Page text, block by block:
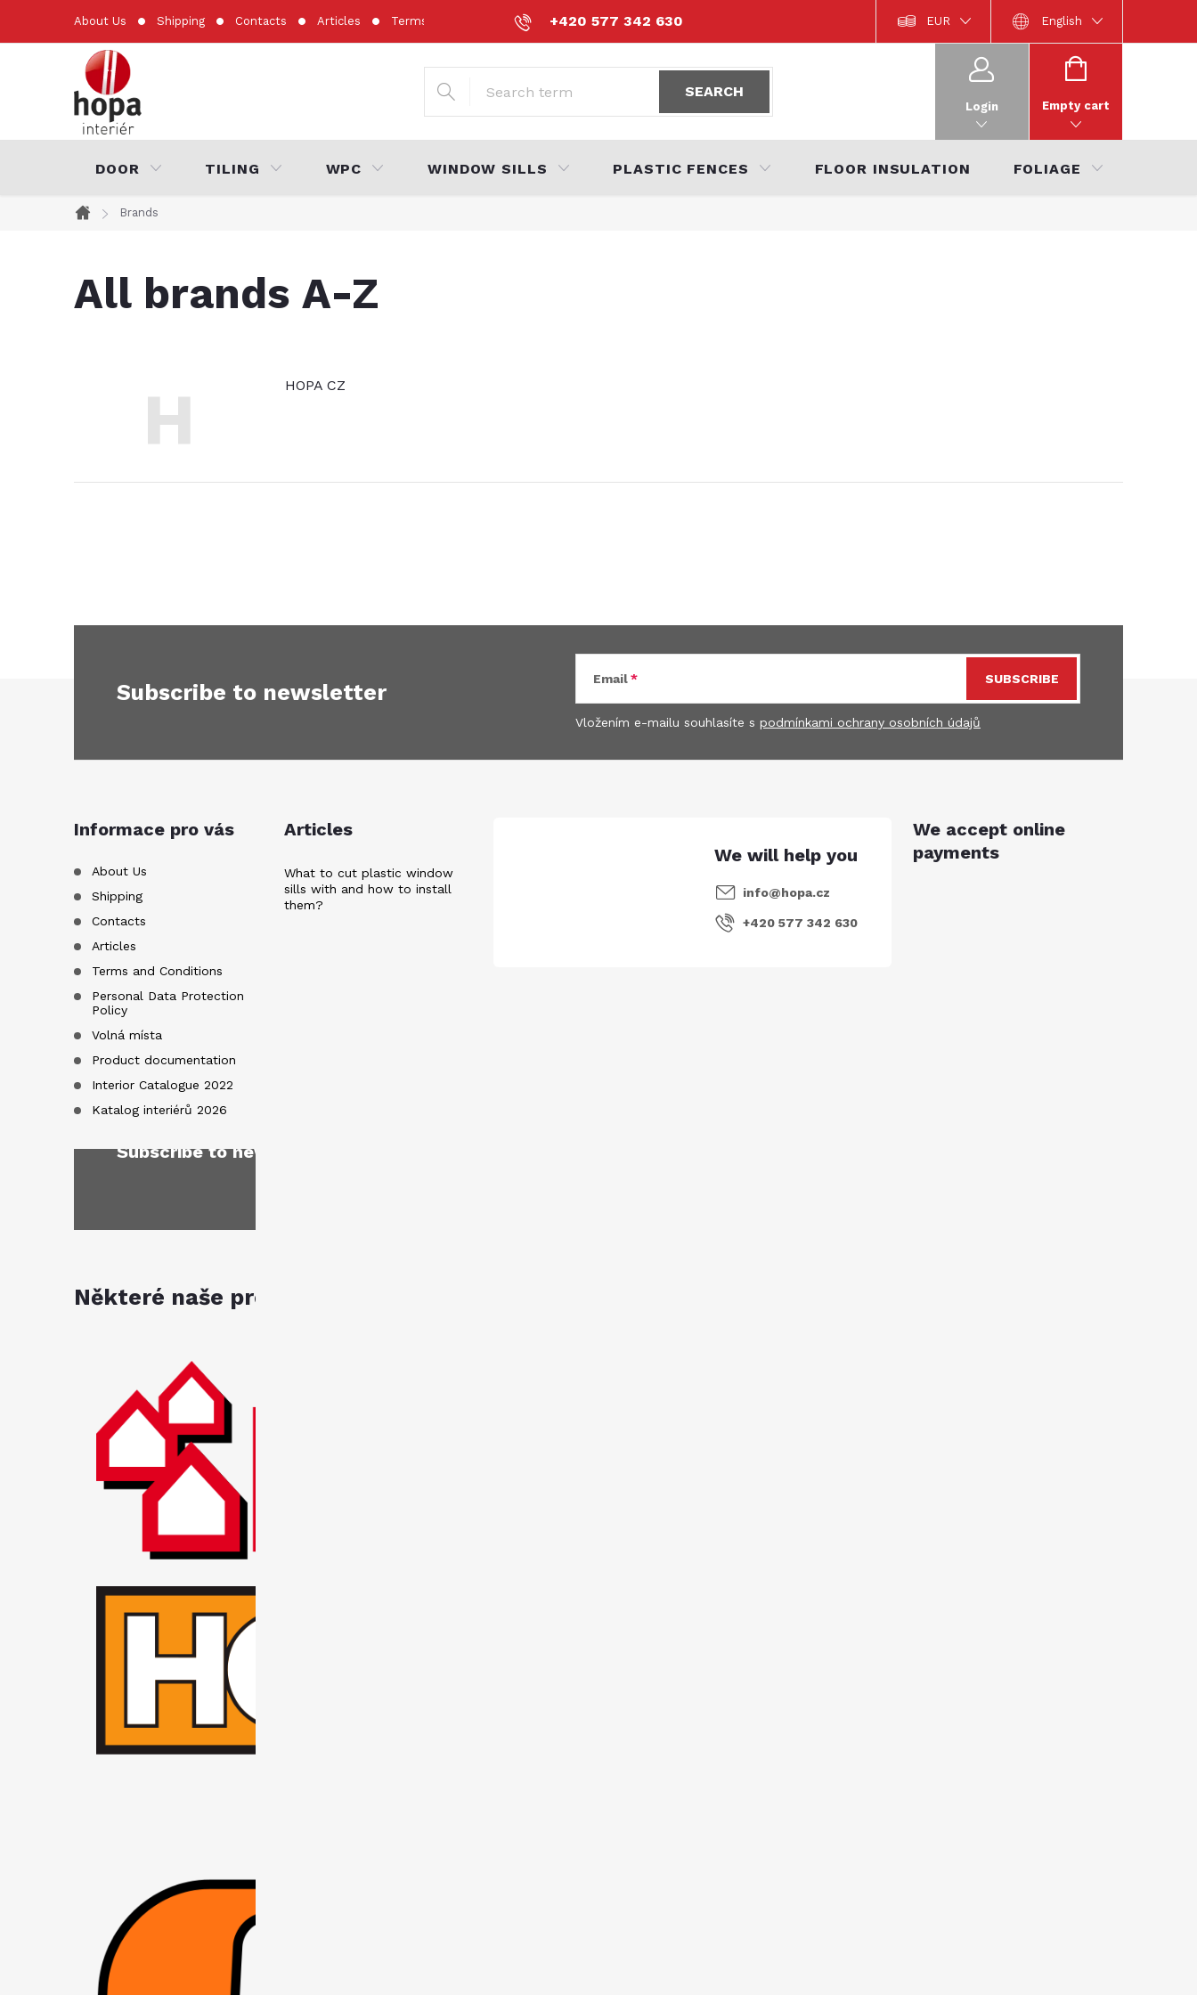
+420 577 342 630
About Us Shipping Contacts Articles Terms and Conditions Personal Data Protection Policy Product documentation Interior Catalogue 2022
EUR English
SEARCH
Login
SHOPPING
Empty cart
DOOR TILING WPC WINDOW SILLS PLASTIC FENCES FLOOR INSULATION FOLIAGE
Home
Brands
All brands A-Z
H HOPA CZ
Subscribe to newsletter
Email
Vložením e-mailu souhlasíte s podmínkami ochrany osobních údajů
SUBSCRIBE
Informace pro vás
About Us
Shipping
Contacts
Articles
Terms and Conditions
Personal Data Protection
Policy
Volná místa
Product documentation
Interior Catalogue 2022
Katalog interiérů 2026
Articles
What to cut plastic window
sills with and how to install
them?
info@hopa.cz
+420 577 342 630
We accept online
payments
Subscribe to newsletter
Některé naše produkty jsou k dostání na těchto prodejnách: